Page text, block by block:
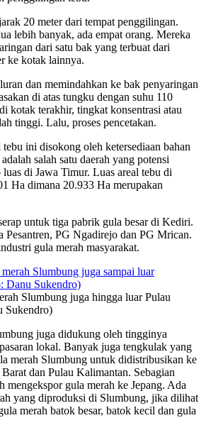
20 meter dari tempat penggilingan.
lebih banyak, ada empat orang. Mereka
dari satu bak yang terbuat dari
ke kotak lainnya.
dan memindahkan ke bak penyaringan
di atas tungku dengan suhu 110
kotak terakhir, tingkat konsentrasi atau
tinggi. Lalu, proses pencetakan.
ini disokong oleh ketersediaan bahan
salah satu daerah yang potensi
di Jawa Timur. Luas areal tebu di
Ha dimana 20.933 Ha merupakan
untuk tiga pabrik gula besar di Kediri.
Pesantren, PG Ngadirejo dan PG Mrican.
gula merah masyarakat.
Slumbung juga hingga luar Pulau
Sukendro)
juga didukung oleh tingginya
lokal. Banyak juga tengkulak yang
merah Slumbung untuk didistribusikan ke
dan Pulau Kalimantan. Sebagian
mengekspor gula merah ke Jepang. Ada
yang diproduksi di Slumbung, jika dilihat
merah batok besar, batok kecil dan gula